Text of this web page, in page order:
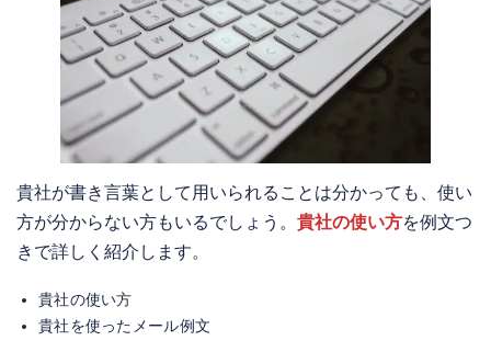
貴社が書き言葉として用いられることは分かっても、使い
方が分からない方もいるでしょう。 貴社の使い方を例文つ
きで詳しく紹介します。
貴社の使い方
貴社を使ったメール例文